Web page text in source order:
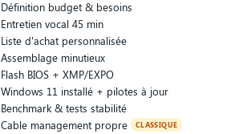
Définition budget & besoins
Entretien vocal 45 min
Liste d'achat personnalisée
Assemblage minutieux
Flash BIOS + XMP/EXPO
Windows 11 installé + pilotes à jour
Benchmark & tests stabilité
Cable management propre CLASSIQUE